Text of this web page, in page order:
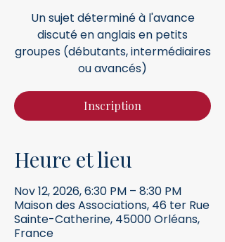
Un sujet déterminé à l'avance
discuté en anglais en petits
groupes (débutants, intermédiaires
ou avancés)
Inscription
Heure et lieu
Nov 12, 2026, 6:30 PM – 8:30 PM
Maison des Associations, 46 ter Rue
Sainte-Catherine, 45000 Orléans,
France